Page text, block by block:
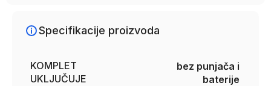
Specifikacije proizvoda
KOMPLET
UKLJUČUJE
bez punjača i
baterije